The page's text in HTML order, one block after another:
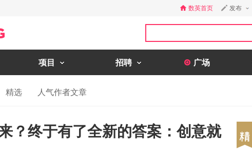
数英首页 发布
项目 招聘 广场
精选 人气作者文章
？终于有了全新的答案：创意就